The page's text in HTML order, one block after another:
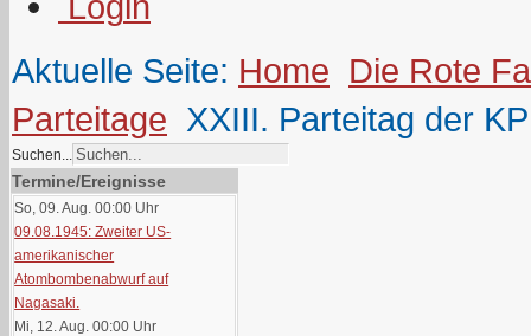
Aktuelle Seite: Home Die Rote
Parteitage XXIII. Parteitag der
Suchen...
Termine/Ereignisse
So, 09. Aug. 00:00 Uhr
09.08.1945: Zweiter US-
amerikanischer
Atombombenabwurf auf
Nagasaki.
Mi, 12. Aug. 00:00 Uhr